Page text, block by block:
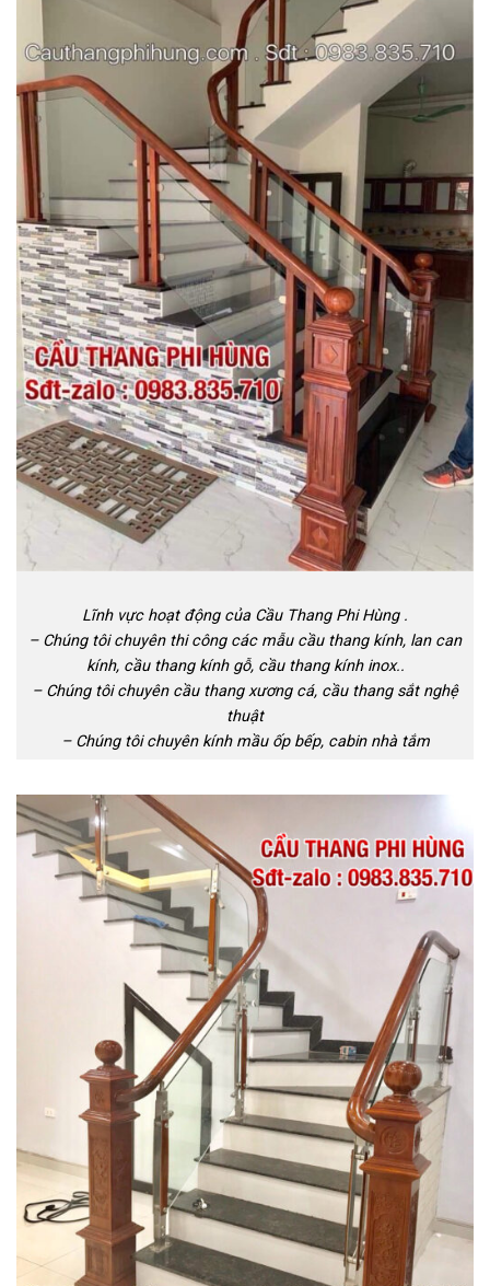
Lĩnh vực hoạt động của Cầu Thang Phi Hùng .
– Chúng tôi chuyên thi công các mẫu cầu thang kính, lan can
kính, cầu thang kính gỗ, cầu thang kính inox..
– Chúng tôi chuyên cầu thang xương cá, cầu thang sắt nghệ
thuật
– Chúng tôi chuyên kính mầu ốp bếp, cabin nhà tắm